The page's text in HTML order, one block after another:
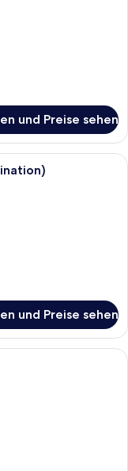
und Preise sehen
mit Sofa, Hocker,
und Preise sehen
Küche mit Spüle,